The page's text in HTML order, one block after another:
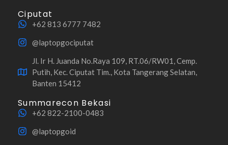
Ciputat
+62 813 6777 7482
@laptopgociputat
Jl. Ir H. Juanda No.Raya 109, RT.06/RW01, Cemp.
Putih, Kec. Ciputat Tim., Kota Tangerang Selatan,
Banten 15412
Summarecon Bekasi
+62 822-2100-0483
@laptopgoid